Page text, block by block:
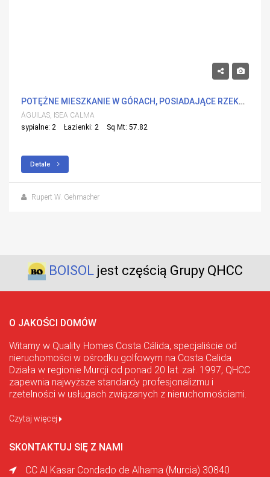
POTĘŻNE MIESZKANIE W GÓRACH, POSIADAJĄCE RZEKA PIĘKNYCH WIDOKÓW NA MORZE.
ÁGUILAS, ISEA CALMA
sypialne: 2
Łazienki: 2 Sq Mt: 57.82
Detale
Rupert W. Gehmacher
BOISOLjest częścią Grupy QHCC
O JAKOŚCI DOMÓW
Witamy w Quality Homes Costa Cálida, specjaliście od
nieruchomości w ośrodku golfowym na Costa Calida.
Działa w regionie Murcji od ponad 20 lat. zał. 1997, QHCC
zapewnia najwyższe standardy profesjonalizmu i
rzetelności w usługach związanych z nieruchomościami.
Czytaj więcej
SKONTAKTUJ SIĘ Z NAMI
CC Al Kasar Condado de Alhama (Murcia) 30840